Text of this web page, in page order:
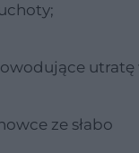
utratę
ze słabo